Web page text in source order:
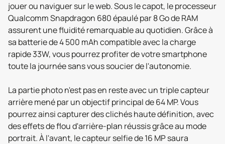
jouer ou naviguer sur le web. Sous le capot, le processeur
Qualcomm Snapdragon 680 épaulé par 8 Go de RAM
assurent une fluidité remarquable au quotidien. Grâce à
sa batterie de 4 500 mAh compatible avec la charge
rapide 33W, vous pourrez profiter de votre smartphone
toute la journée sans vous soucier de l'autonomie.
La partie photo n'est pas en reste avec un triple capteur
arrière mené par un objectif principal de 64 MP. Vous
pourrez ainsi capturer des clichés haute définition, avec
des effets de flou d'arrière-plan réussis grâce au mode
portrait. À l'avant, le capteur selfie de 16 MP saura